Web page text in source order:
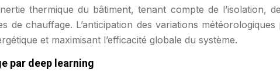
thermique du bâtiment, tenant compte de l’isolation,
de chauffage. L’anticipation des variations
et maximisant l’efficacité globale du système.
par deep learning